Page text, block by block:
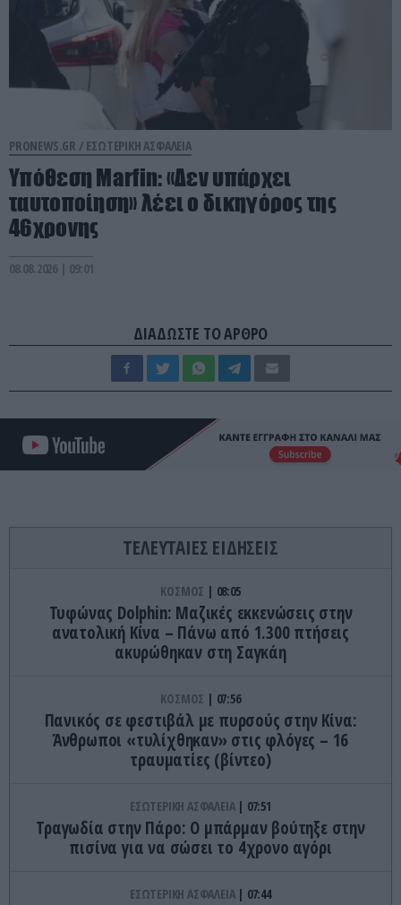
PRONEWS.GR / ΕΣΩΤΕΡΙΚΗ ΑΣΦΑΛΕΙΑ
Υπόθεση Marfin: «Δεν υπάρχει
ταυτοποίηση» λέει ο δικηγόρος της
46χρονης
08.08.2026 | 09:01
ΔΙΑΔΩΣΤΕ ΤΟ ΑΡΘΡΟ
ΤΕΛΕΥΤΑΙΕΣ ΕΙΔΗΣΕΙΣ
ΚΟΣΜΟΣ 08:05
Τυφώνας Dolphin: Μαζικές εκκενώσεις στην
ανατολική Κίνα – Πάνω από 1.300 πτήσεις
ακυρώθηκαν στη Σαγκάη
ΚΟΣΜΟΣ 07:56
Πανικός σε φεστιβάλ με πυρσούς στην Κίνα:
Άνθρωποι «τυλίχθηκαν» στις φλόγες – 16
τραυματίες (βίντεο)
ΕΣΩΤΕΡΙΚΗ ΑΣΦΑΛΕΙΑ 07:51
Τραγωδία στην Πάρο: Ο μπάρμαν βούτηξε στην
πισίνα για να σώσει το 4χρονο αγόρι
ΕΣΩΤΕΡΙΚΗ ΑΣΦΑΛΕΙΑ 07:44